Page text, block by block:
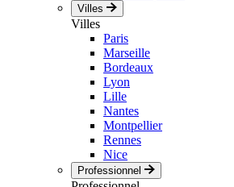
Villes
Villes
Paris
Marseille
Bordeaux
Lyon
Lille
Nantes
Montpellier
Rennes
Nice
Professionnel